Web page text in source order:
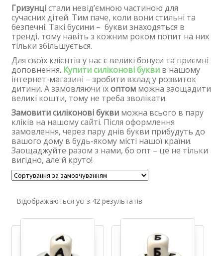
Гризунцістали невід’ємною частиною для
сучасних дітей. Тим паче, коли вони стильні та
безпечні. Такі бусини – букви знаходяться в
тренді, тому навіть з кожним роком попит на них
тільки збільшується.
Для своїх клієнтів у нас є великі бонуси та приємні
доповнення. Купити силіконові буквив нашому
інтернет-магазині – зробити вклад у розвиток
дитини. А замовляючи їхоптом можна заощадити
великі кошти, тому не треба зволікати.
Замовити силіконові буквиможна всього в пару
кліків на нашому сайті. Після оформлення
замовлення, через пару днів букви прибудуть до
вашого дому в будь-якому місті нашої країни.
Заощаджуйте разом з нами, бо опт – це не тільки
вигідно, але й круто!
Відображаються усі з 42 результатів